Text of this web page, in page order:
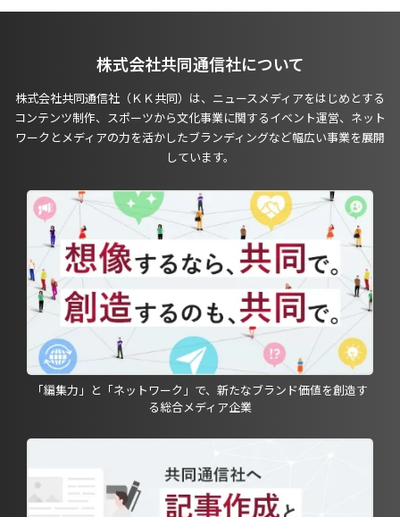
株式会社共同通信社について
株式会社共同通信社（ＫＫ共同）は、ニュースメディアをはじめとする
コンテンツ制作、スポーツから文化事業に関するイベント運営、ネット
ワークとメディアの力を活かしたブランディングなど幅広い事業を展開
しています。
「編集力」と「ネットワーク」で、新たなブランド価値を創造す
る総合メディア企業